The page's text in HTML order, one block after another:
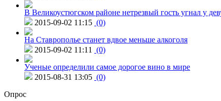
В Великоустюгском районе нетрезвый гость угнал у
2015-09-02 11:15 (0)
На Ставрополье станет вдвое меньше алкоголя
2015-09-02 11:11
(0)
Ученые определили самое дорогое вино в мире
2015-08-31 13:05 (0)
Опрос